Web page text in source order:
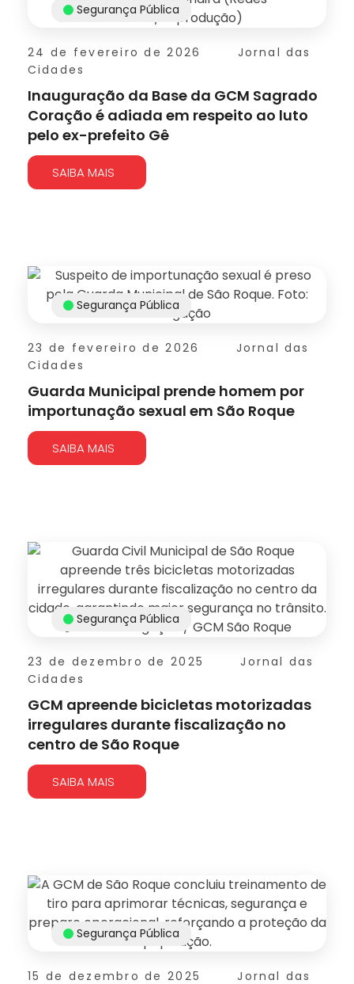
24 de fevereiro de 2026
Jornal das
Cidades
Segurança Pública
Inauguração da Base da GCM Sagrado
Coração é adiada em respeito ao luto
pelo ex-prefeito Gê
SAIBA MAIS
23 de fevereiro de 2026
Jornal das
Cidades
Segurança Pública
Guarda Municipal prende homem por
importunação sexual em São Roque
SAIBA MAIS
23 de dezembro de 2025
Jornal das
Cidades
Segurança Pública
GCM apreende bicicletas motorizadas
irregulares durante fiscalização no
centro de São Roque
SAIBA MAIS
15 de dezembro de 2025 Jornal das
Segurança Pública